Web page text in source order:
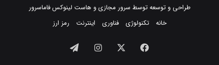
طراحی و توسعه توسط سرور مجازیو هاست لینوکسفاماسرور
خانه
تکنولوژی فناوری اینترنت رمز ارز
فیسبوک ایکس اینستاگرام